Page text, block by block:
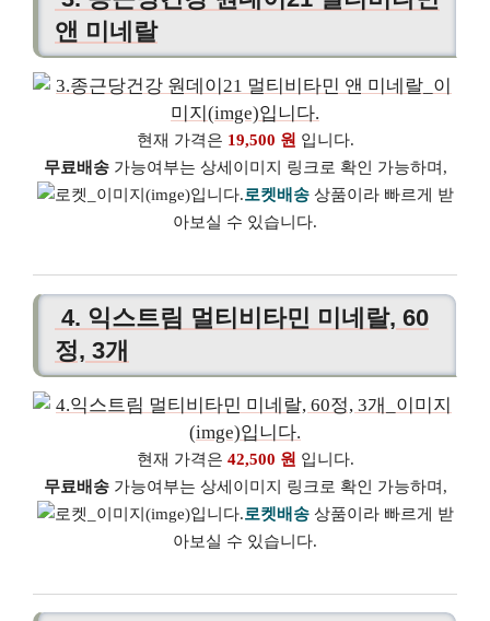
앤 미네랄
현재 가격은 19,500 원 입니다.
무료배송가능여부는 상세이미지 링크로 확인 가능하며,
로켓배송상품이라 빠르게 받
아보실 수 있습니다.
4. 익스트림 멀티비타민 미네랄, 60
정, 3개
현재 가격은 42,500 원 입니다.
무료배송가능여부는 상세이미지 링크로 확인 가능하며,
로켓배송상품이라 빠르게 받
아보실 수 있습니다.